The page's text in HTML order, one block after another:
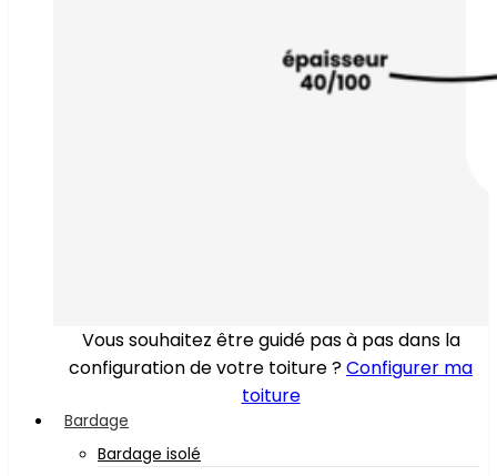
Vous souhaitez être guidé pas à pas dans la
configuration de votre toiture ?Configurer ma
toiture
Bardage
Bardage isolé